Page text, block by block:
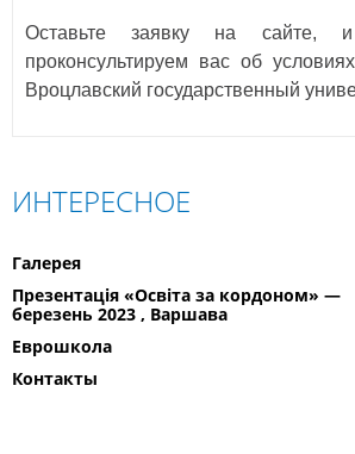
Оставьте заявку на сайте,
проконсультируем вас об
Вроцлавский государственный
ИНТЕРЕСНОЕ
Галерея
Презентація «Освіта за кордоном» —
березень 2023 , Варшава
Еврошкола
Контакты